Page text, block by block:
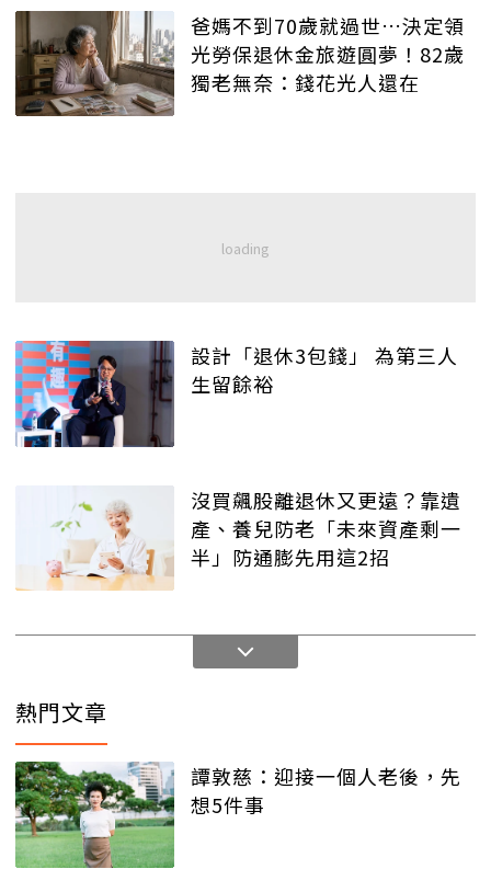
爸媽不到70歲就過世…決定領
光勞保退休金旅遊圓夢！82歲
獨老無奈：錢花光人還在
設計「退休3包錢」 為第三人
生留餘裕
沒買飆股離退休又更遠？靠遺
產、養兒防老「未來資產剩一
半」防通膨先用這2招
熱門文章
譚敦慈：迎接一個人老後，先
想5件事